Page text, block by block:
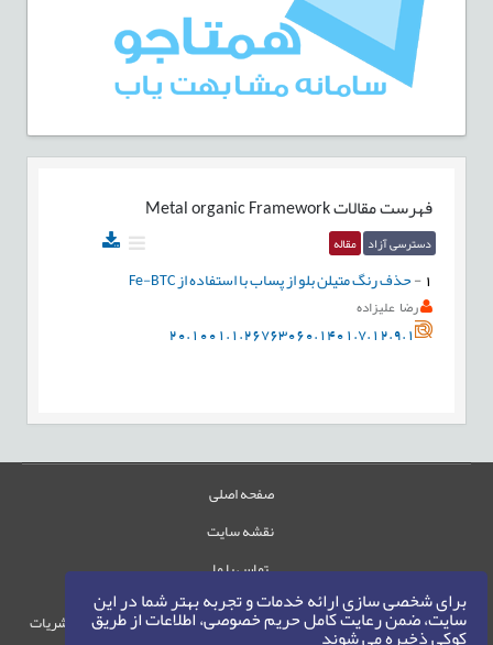
برای شخصی سازی ارائه خدمات و تجربه بهتر شما در این
سایت، ضمن رعایت کامل حریم خصوصی، اطلاعات از طریق
فهرست مقالاتMetal organic Framework
دسترسی آزاد مقاله
-حذف رنگ متیلن بلو از پساب با استفاده از Fe-BTC
رضا علیزاده
20.1001.1.26763060.1401.7.12.9.1
صفحه اصلی
نقشه سایت
تماس با ما
حقوق این وب‌سایت متعلق به سامانه مدیریت نشریات